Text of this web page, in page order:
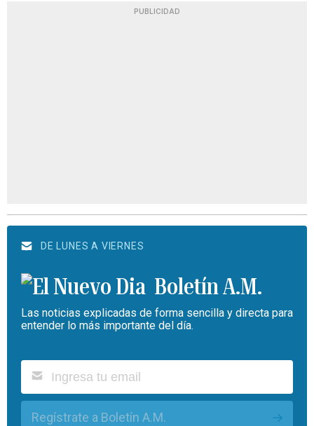
PUBLICIDAD
DE LUNES A VIERNES
Boletín A.M.
Las noticias explicadas de forma sencilla y directa para
entender lo más importante del día.
Regístrate a Boletín A.M.